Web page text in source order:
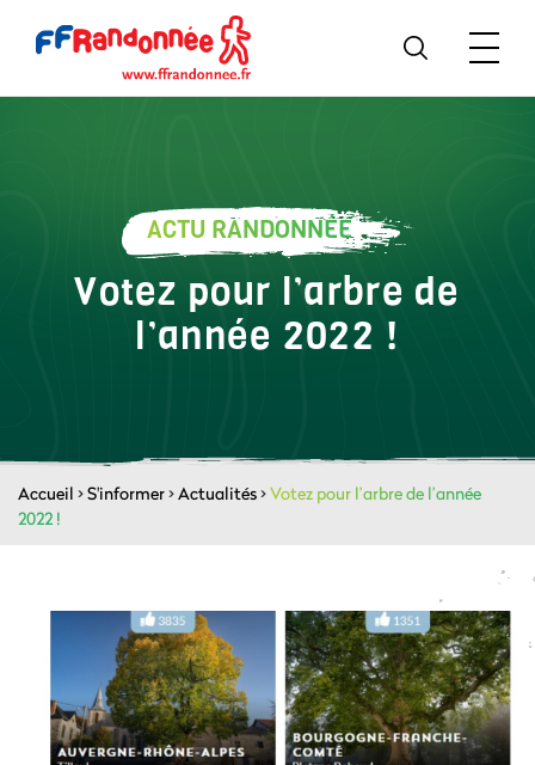
ACTU RANDONNÉE
Votez pour l’arbre de
l’année 2022 !
Accueil >S'informer>Actualités>Votez pour l’arbre de l’année
2022 !